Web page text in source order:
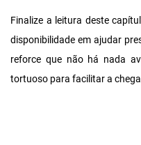
Finalize a leitura deste
disponibilidade em ajudar
reforce que não há nada
tortuoso para facilitar a